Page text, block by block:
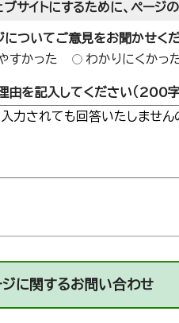
ブサイトにするために、ページ
についてご意見をお聞かせく
すかった
わかりにくかっ
由を記入してください（200字
に関するお問い合わせ